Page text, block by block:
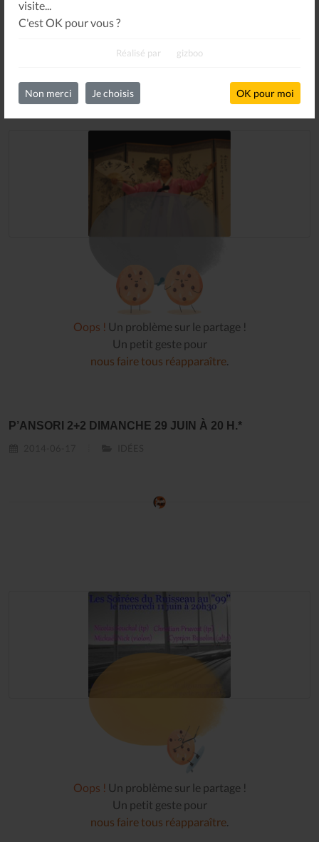
visite...
C'est OK pour vous ?
Réalisé par gizboo
Non merci Je choisis OK pour moi
Oops ! Un problème sur le partage !
Un petit geste pour
nous faire tous réapparaître.
P’ANSORI 2+2 DIMANCHE 29 JUIN À 20 H.*
Oops ! Un problème sur le partage !
Un petit geste pour
nous faire tous réapparaître.